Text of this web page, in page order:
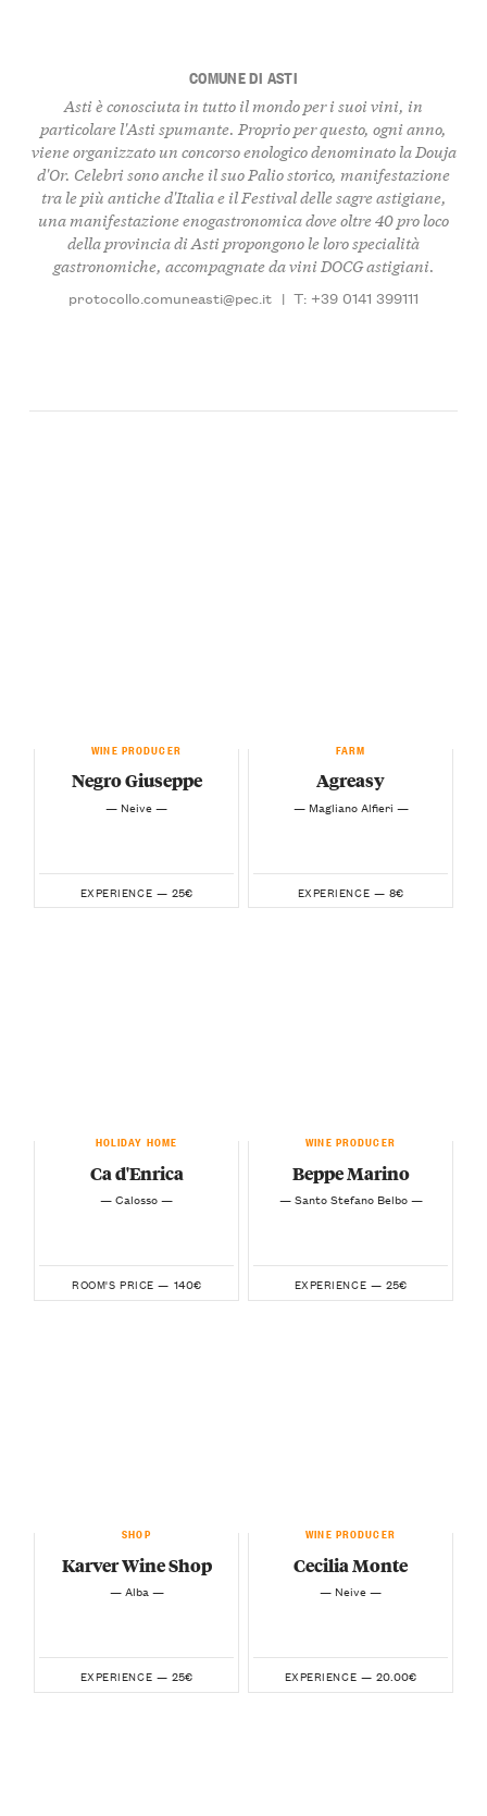
COMUNE DI ASTI
Asti è conosciuta in tutto il mondo per i suoi vini, in
particolare l'Asti spumante. Proprio per questo, ogni anno,
viene organizzato un concorso enologico denominato la Douja
d'Or. Celebri sono anche il suo Palio storico, manifestazione
tra le più antiche d'Italia e il Festival delle sagre astigiane,
una manifestazione enogastronomica dove oltre 40 pro loco
della provincia di Asti propongono le loro specialità
gastronomiche, accompagnate da vini DOCG astigiani.
protocollo.comuneasti@pec.it | T: +39 0141 399111
WINE PRODUCER
Negro Giuseppe
— Neive —
EXPERIENCE — 25€
FARM
Agreasy
— Magliano Alfieri —
EXPERIENCE — 8€
HOLIDAY HOME
Ca d'Enrica
— Calosso —
ROOM'S PRICE — 140€
WINE PRODUCER
Beppe Marino
— Santo Stefano Belbo —
EXPERIENCE — 25€
SHOP
Karver Wine Shop
— Alba —
EXPERIENCE — 25€
WINE PRODUCER
Cecilia Monte
— Neive —
EXPERIENCE — 20.00€